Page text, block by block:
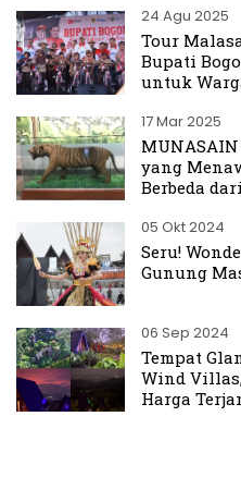
24 Agu 2025
Tour
Bupati
untuk
17 Mar 2025
yang
Berbeda
05 Okt 2024
Seru!
Gunung
06 Sep 2024
Tempat
Wind
Harga